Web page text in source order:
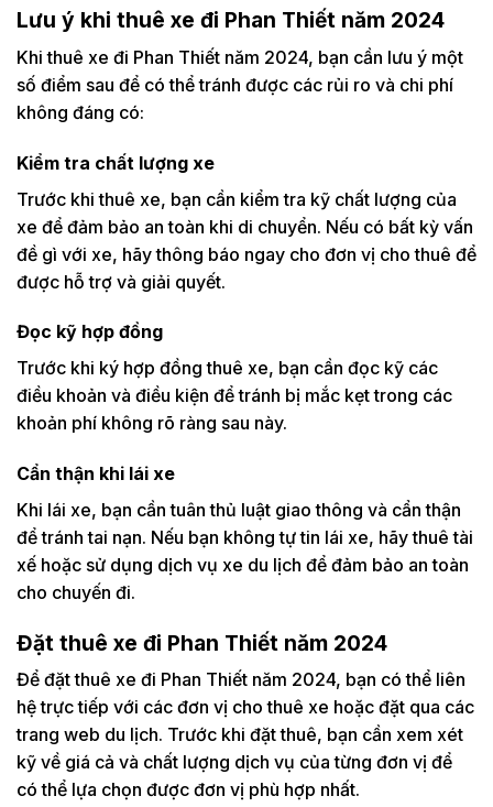
Lưu ý khi thuê xe đi Phan Thiết năm 2024
Khi thuê xe đi Phan Thiết năm 2024, bạn cần lưu ý một
số điểm sau để có thể tránh được các rủi ro và chi phí
không đáng có:
Kiểm tra chất lượng xe
Trước khi thuê xe, bạn cần kiểm tra kỹ chất lượng của
xe để đảm bảo an toàn khi di chuyển. Nếu có bất kỳ vấn
đề gì với xe, hãy thông báo ngay cho đơn vị cho thuê để
được hỗ trợ và giải quyết.
Đọc kỹ hợp đồng
Trước khi ký hợp đồng thuê xe, bạn cần đọc kỹ các
điều khoản và điều kiện để tránh bị mắc kẹt trong các
khoản phí không rõ ràng sau này.
Cẩn thận khi lái xe
Khi lái xe, bạn cần tuân thủ luật giao thông và cẩn thận
để tránh tai nạn. Nếu bạn không tự tin lái xe, hãy thuê tài
xế hoặc sử dụng dịch vụ xe du lịch để đảm bảo an toàn
cho chuyến đi.
Đặt thuê xe đi Phan Thiết năm 2024
Để đặt thuê xe đi Phan Thiết năm 2024, bạn có thể liên
hệ trực tiếp với các đơn vị cho thuê xe hoặc đặt qua các
trang web du lịch. Trước khi đặt thuê, bạn cần xem xét
kỹ về giá cả và chất lượng dịch vụ của từng đơn vị để
có thể lựa chọn được đơn vị phù hợp nhất.